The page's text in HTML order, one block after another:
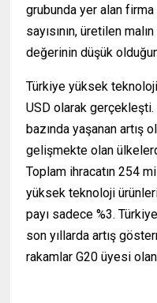
grubunda yer alan firma
sayısının, üretilen
değerinin düşük
Türkiye yüksek
USD olarak
bazında yaşanan artış
gelişmekte olan
Toplam ihracatın 254
yüksek teknoloji
payı sadece %3.
son yıllarda artış
rakamlar G20 üyesi